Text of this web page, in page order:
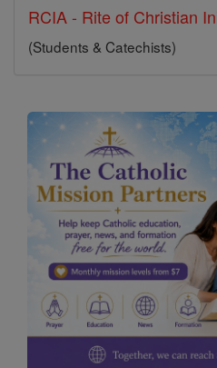
RCIA - Rite of Christian
(Students & Catechists)